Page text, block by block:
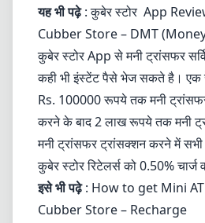
यह भी पढ़े: कुबेर स्टोर App
Cubber Store – DMT
कुबेर स्टोर App से मनी ट्रांसफर
कही भी इंस्टेंट पैसे भेज सकते है। एक
Rs. 100000 रूपये तक मनी
करने के बाद 2 लाख रूपये तक मनी
मनी ट्रांसफर ट्रांसक्शन करने में सभी
कुबेर स्टोर रिटेलर्स को 0.50% चार्ज
इसे भी पढ़े: How to get Mini
Cubber Store – Recharge